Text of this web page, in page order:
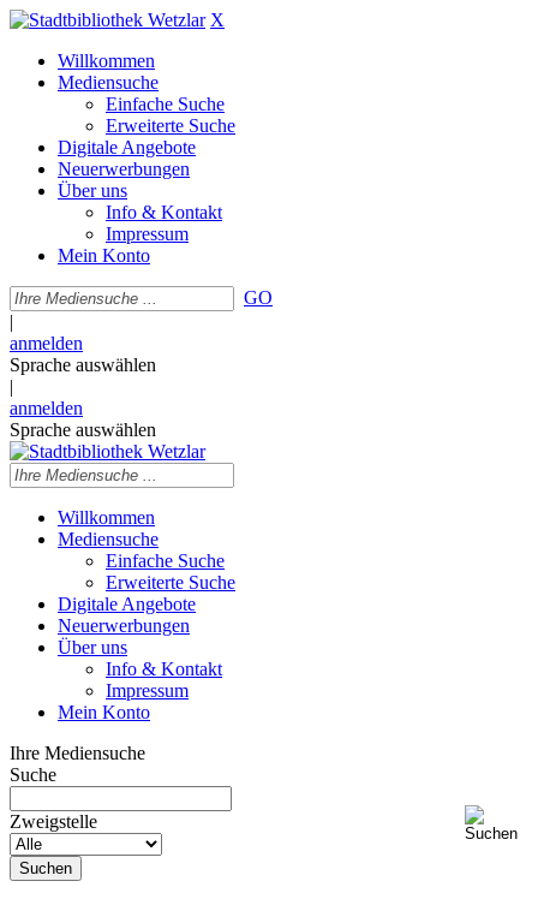
X
Willkommen
Mediensuche
Einfache Suche
Erweiterte Suche
Digitale Angebote
Neuerwerbungen
Über uns
Info & Kontakt
Impressum
Mein Konto
GO
|
anmelden
Sprache auswählen
|
anmelden
Sprache auswählen
Willkommen
Mediensuche
Einfache Suche
Erweiterte Suche
Digitale Angebote
Neuerwerbungen
Über uns
Info & Kontakt
Impressum
Mein Konto
Ihre Mediensuche
Suche
Zweigstelle